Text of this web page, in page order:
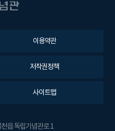
이용약관
저작권정책
사이트맵
읍 독립기념관로 1